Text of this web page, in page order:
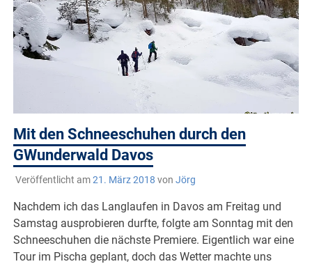
Mit den Schneeschuhen durch den
GWunderwald Davos
Veröffentlicht am21. März 2018 von Jörg
Nachdem ich das Langlaufen in Davos am Freitag und
Samstag ausprobieren durfte, folgte am Sonntag mit den
Schneeschuhen die nächste Premiere. Eigentlich war eine
Tour im Pischa geplant, doch das Wetter machte uns